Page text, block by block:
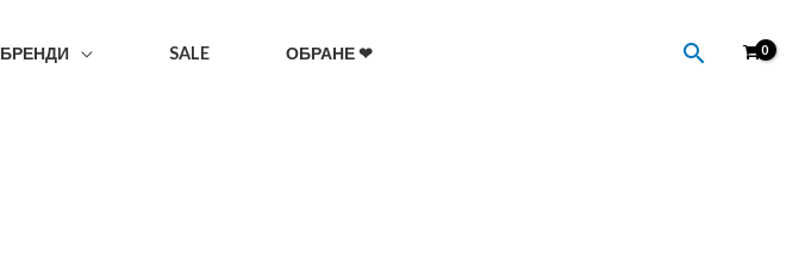
БРЕНДИ SALE ОБРАНЕ ❤ Пошук